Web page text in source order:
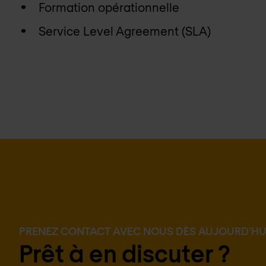
Formation opérationnelle
Service Level Agreement (SLA)
PRENEZ CONTACT AVEC NOUS DÈS
Prêt à en discuter ?